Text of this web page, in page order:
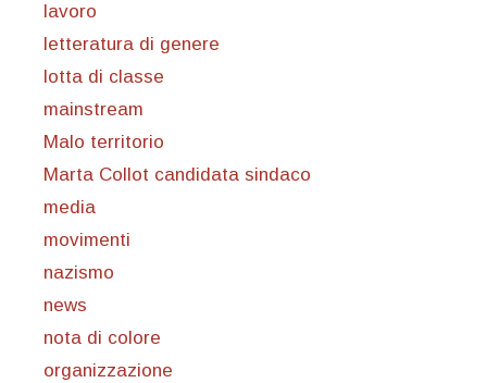
lavoro
letteratura di genere
lotta di classe
mainstream
Malo territorio
Marta Collot candidata sindaco
media
movimenti
nazismo
news
nota di colore
organizzazione